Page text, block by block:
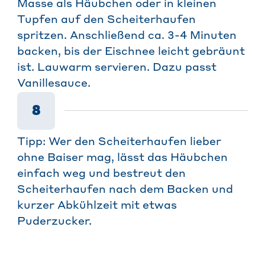
Masse als Häubchen oder in kleinen
Tupfen auf den Scheiterhaufen
spritzen. Anschließend ca. 3-4 Minuten
backen, bis der Eischnee leicht gebräunt
ist. Lauwarm servieren. Dazu passt
Vanillesauce.
8
Tipp: Wer den Scheiterhaufen lieber
ohne Baiser mag, lässt das Häubchen
einfach weg und bestreut den
Scheiterhaufen nach dem Backen und
kurzer Abkühlzeit mit etwas
Puderzucker.